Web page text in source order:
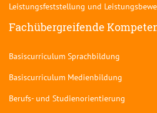
Leistungsfeststellung und
Fachübergreifende
Basiscurriculum Sprachbildung
Basiscurriculum Medienbildung
Berufs- und Studienorientierung